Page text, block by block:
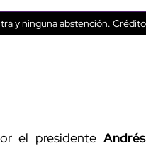
y ninguna abstención.
el presidente